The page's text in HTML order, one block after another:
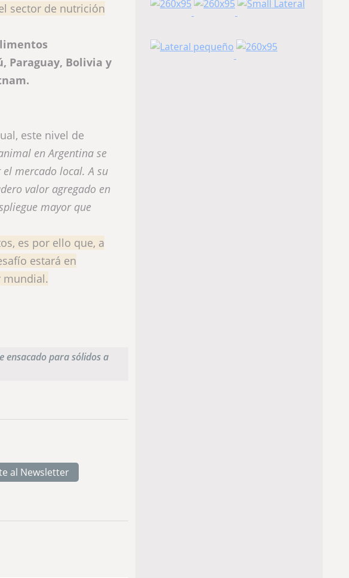
sector de nutrición
Paraguay, Bolivia y
este nivel de
en Argentina se
mercado local. A su
valor agregado en
mayor que
es por ello que, a
estará en
mundial.
ensacado para sólidos a
al Newsletter